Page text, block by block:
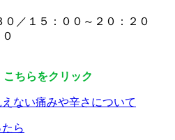
０／１５：００～２０：２０
ちらをクリック
ない痛みや辛さについて
ら